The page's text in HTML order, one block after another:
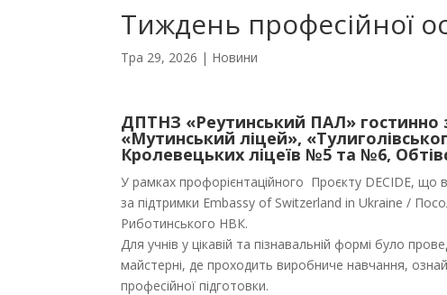
Тиждень професійної
Тра 29, 2026 | Новини
ДПТНЗ «Реутинський ПАЛ» гостинно
«Мутинський ліцей»,
Кролевецьких ліцеїв №5 та №6,
У рамках профорієнтаційного Проєкту DECIDE, що
за підтримки Embassy of Switzerland in Ukraine /
Риботинського НВК.
Для учнів у цікавій та пізнавальній формі було
майстерні, де проходить виробниче навчання,
професійної підготовки.